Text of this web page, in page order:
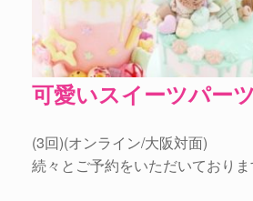
可愛いスイーツパー
(3回)(オンライン/大阪対面)
続々とご予約をいただいておりま